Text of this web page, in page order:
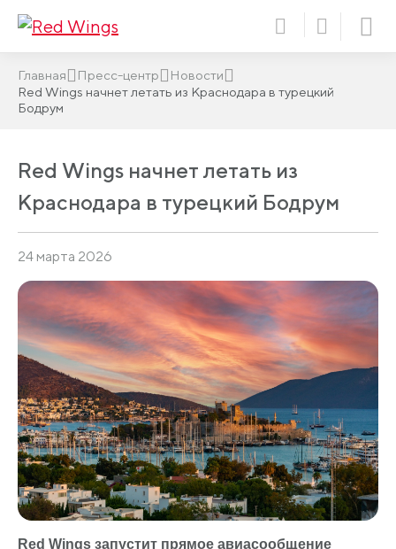
Главная Пресс-центр
Новости
Red Wings начнет летать из Краснодара в турецкий
Бодрум
Red Wings начнет летать из
Краснодара в турецкий Бодрум
24 марта 2026
Red Wings запустит прямое авиасообщение